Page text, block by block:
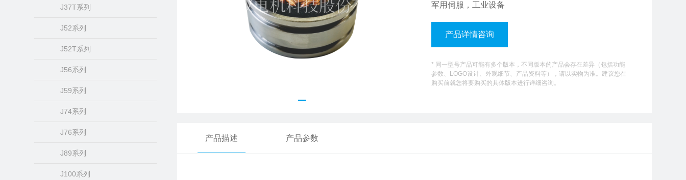
J37T系列
J52系列
J52T系列
J56系列
J59系列
J74系列
J76系列
J89系列
J100系列
军用伺服，工业设备
产品详情咨询
* 同一型号产品可能有多个版本，不同版本的产品会存在差异（包括功能
参数、LOGO设计、外观细节、产品资料等），请以实物为准。建议您在
购买前就您将要购买的具体版本进行详细咨询。
产品描述 产品参数